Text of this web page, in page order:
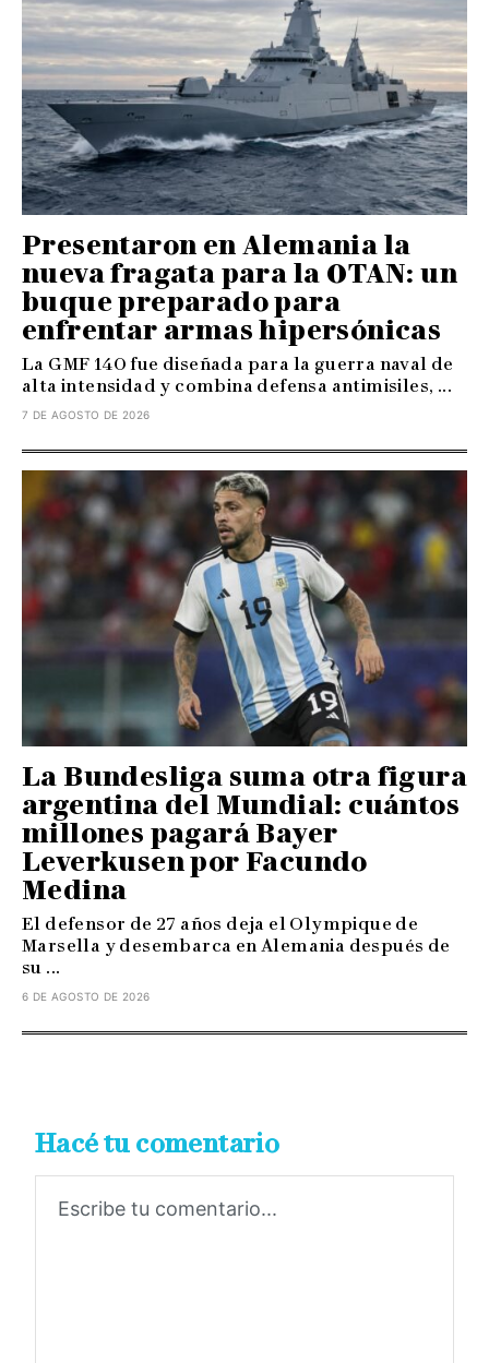
Presentaron en Alemania la
nueva fragata para la OTAN: un
buque preparado para
enfrentar armas hipersónicas
La GMF 140 fue diseñada para la guerra naval de
alta intensidad y combina defensa antimisiles, ...
7 DE AGOSTO DE 2026
La Bundesliga suma otra figura
argentina del Mundial: cuántos
millones pagará Bayer
Leverkusen por Facundo
Medina
El defensor de 27 años deja el Olympique de
Marsella y desembarca en Alemania después de
su ...
6 DE AGOSTO DE 2026
Hacé tu comentario